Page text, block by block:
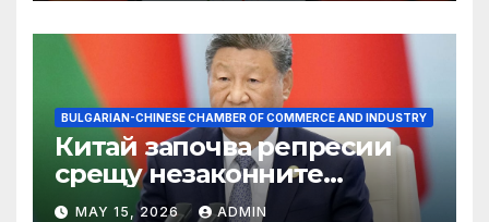
BULGARIAN-CHINESE CHAMBER OF COMMERCE AND INDUSTRY
Китай започва репресии
срещу незаконните
практики в сектора на TCM
MAY 15, 2026 ADMIN